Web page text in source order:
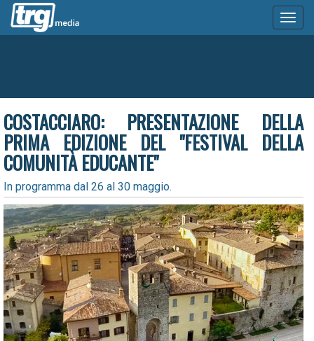
COSTACCIARO: PRESENTAZIONE DELLA
PRIMA EDIZIONE DEL "FESTIVAL DELLA
COMUNITÀ EDUCANTE"
In programma dal 26 al 30 maggio.